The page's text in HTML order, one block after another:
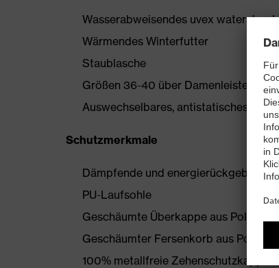
Wasserabweisendes uvex waterstop
Wärmendes Winterfutter
Staublasche
Größen 36-40 über Damenleisten
Auswechselbares, antistatisches
Schutzmerkmale
Dämpfende und energierückgebende
PU-Laufsohle
Geschäumte Überkappe aus
Geschäumter Fersenkorb aus
100% metallfreie Zehenschutzkappe